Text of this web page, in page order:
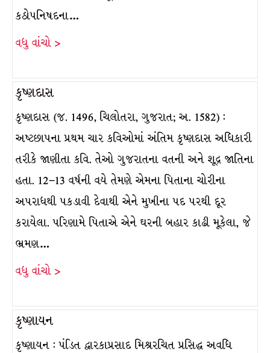
કઠોપનિષદના…
વધુ વાંચો >
કૃષ્ણદાસ
કૃષ્ણદાસ (જ. 1496, ચિલોતરા, ગુજરાત; અ. 1582) :
અષ્ટછાપના પ્રથમ ચાર કવિઓમાં અંતિમ કૃષ્ણદાસ અધિકારી
તરીકે જાણીતા કવિ. તેઓ ગુજરાતના વતની અને શૂદ્ર જાતિના
હતા. 12–13 વર્ષની વયે તેમણે એમના પિતાના ચોરીના
અપરાધથી પકડાવી દેવાથી એને મુખીના પદ પરથી દૂર
કરાયેલા. પરિણામે પિતાએ એને ઘરની બહાર કાઢી મૂકેલા, જે
ભ્રમણ…
વધુ વાંચો >
કૃષ્ણાયન
કૃષ્ણાયન : પંડિત દ્વારકાપ્રસાદ મિશ્રરચિત પ્રસિદ્ધ અવધિ